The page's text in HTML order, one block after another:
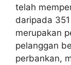
telah
daripada
merupakan
pelanggan
perbankan,